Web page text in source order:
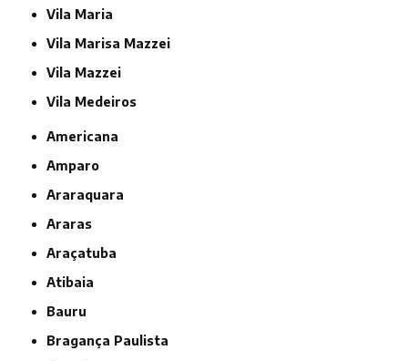
Vila Maria
Vila Marisa Mazzei
Vila Mazzei
Vila Medeiros
Americana
Amparo
Araraquara
Araras
Araçatuba
Atibaia
Bauru
Bragança Paulista